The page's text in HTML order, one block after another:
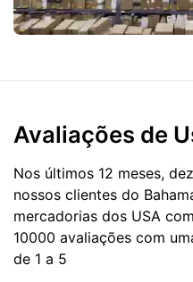
Avaliações de
Nos últimos 12 meses,
nossos clientes do
mercadorias dos USA
10000 avaliações com
de 1 a 5